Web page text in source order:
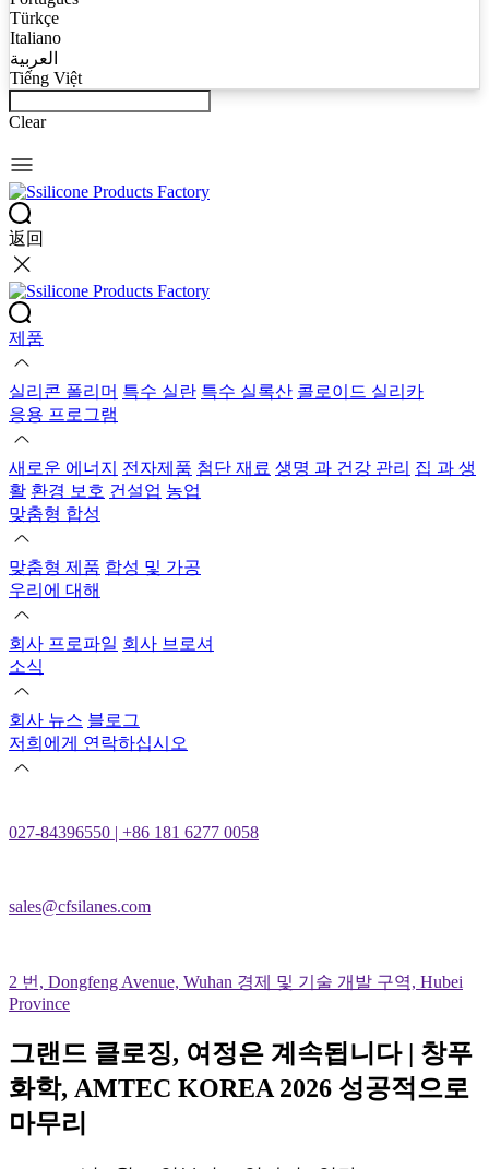
Türkçe
Italiano
العربية
Tiếng Việt
Clear
返回
제품
실리콘 폴리머 특수 실란 특수 실록산 콜로이드 실리카
응용 프로그램
새로운 에너지 전자제품 첨단 재료 생명 과 건강 관리 집 과 생
활 환경 보호 건설업 농업
맞춤형 합성
맞춤형 제품 합성 및 가공
우리에 대해
회사 프로파일 회사 브로셔
소식
회사 뉴스 블로그
저희에게 연락하십시오
027-84396550 | +86 181 6277 0058
sales@cfsilanes.com
2 번, Dongfeng Avenue, Wuhan 경제 및 기술 개발 구역, Hubei
Province
그랜드 클로징, 여정은 계속됩니다 | 창푸
화학, AMTEC KOREA 2026 성공적으로
마무리